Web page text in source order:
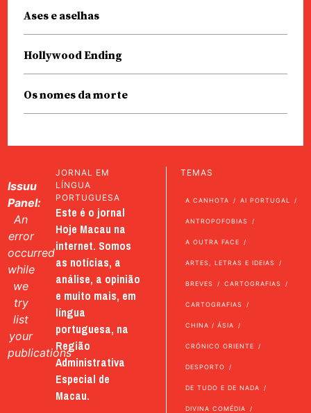
Ases e aselhas
Hollywood Ending
Os nomes da morte
Issuu
Panel:
An
error
occurred
while
we
try
list
your
publications
JORNAL EM
LÍNGUA
PORTUGUESA
Este é o jornal
Hoje Macau na
internet. Somos
as notícias, a
análise, a opinião
e muito mais, em
língua
portuguesa, na
Região
Administrativa
Especial de
Macau.
TEMAS
A CANHOTA AI PORTUGAL
ANTROPOFOBIAS
A OUTRA FACE
ARTES, LETRAS E IDEIAS
BREVES CARTOGRAFIAS
CARTOGRAFIAS
CHINA / ÁSIA
CRÓNICO ORIENTE
DESPORTO
DE TUDO E DE NADA
DIVINA COMÉDIA